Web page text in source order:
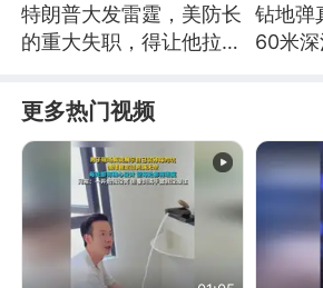
特朗普大发雷霆，美防长
的重大失职，得让他拉下
钻地弹
60米
更多热门视频